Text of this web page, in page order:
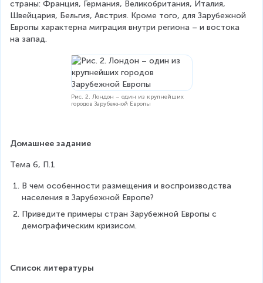
страны: Франция, Германия, Великобритания, Италия,
Швейцария, Бельгия, Австрия. Кроме того, для Зарубежной
Европы характерна миграция внутри региона – и востока
на запад.
Рис. 2. Лондон – один из крупнейших
городов Зарубежной Европы
Домашнее задание
Тема 6, П.1
В чем особенности размещения и воспроизводства
населения в Зарубежной Европе?
Приведите примеры стран Зарубежной Европы с
демографическим кризисом.
Список литературы